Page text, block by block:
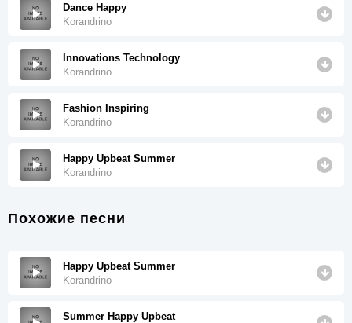
Dance Happy
Korandrino
Innovations Technology
Korandrino
Fashion Inspiring
Korandrino
Happy Upbeat Summer
Korandrino
Похожие песни
Happy Upbeat Summer
Korandrino
Summer Happy Upbeat